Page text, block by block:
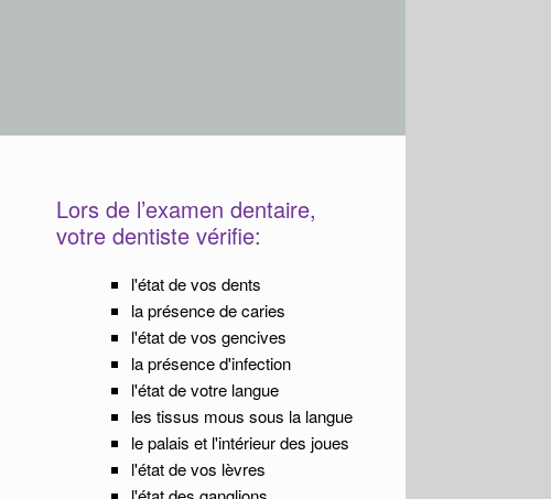
Lors de l’examen dentaire,
votre dentiste vérifie:
l'état de vos dents
la présence de caries
l'état de vos gencives
la présence d'infection
l'état de votre langue
les tissus mous sous la langue
le palais et l'intérieur des joues
l'état de vos lèvres